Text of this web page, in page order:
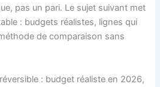
pas un pari. Le sujet suivant met
: budgets réalistes, lignes qui
de comparaison sans
: budget réaliste en 2026,